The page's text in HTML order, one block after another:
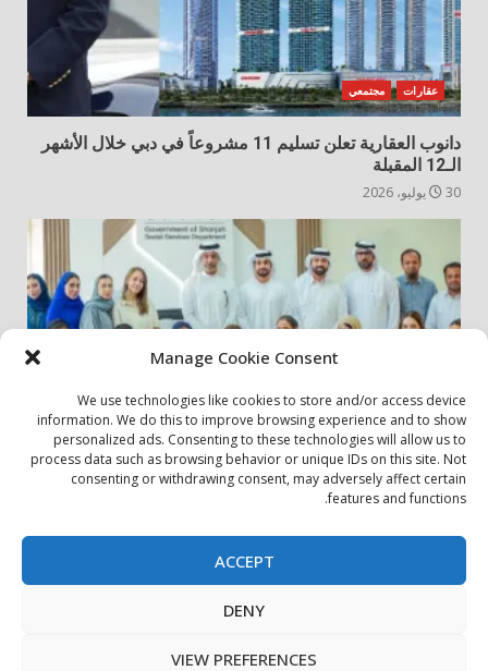
Manage Cookie Consent
We use technologies like cookies to store and/or access device
information. We do this to improve browsing experience and to show
personalized ads. Consenting to these technologies will allow us to
process data such as browsing behavior or unique IDs on this site. Not
consenting or withdrawing consent, may adversely affect certain
features and functions.
ACCEPT
DENY
VIEW PREFERENCES
عقارات مجتمعي
دانوب العقارية تعلن تسليم 11 مشروعاً في دبي خلال الأشهر
الـ12 المقبلة
30 يوليو، 2026
أخبار المجتمع مجتمعي
الشارقة لإدارة الأصول تنظم زيارة إلى دار رعاية المسنين
بيان الخصوصية سياسة ملفات تعريف الارتباط
اتصل بنا
حول الموقع
Copyright © All rights reserved.|DarkNews